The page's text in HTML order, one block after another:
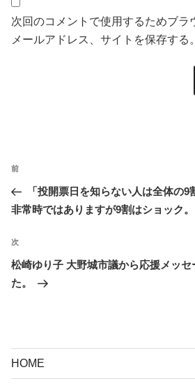
次回のコメントで使用するためブラ
メールアドレス、サイトを保存する。
ナ
ビ
ゲ
ー
シ
前
の
投
前
「投開票日を知らない人は全体の
非常時ではありますが9割はショック。
次
の
投
次
松崎ゆり子 大野城市議から応援メッ
た。
HOME